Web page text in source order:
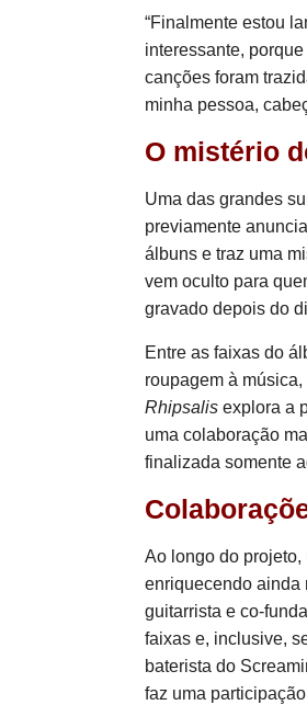
“Finalmente estou
interessante,
canções foram
minha pessoa,
O mistério
Uma das grandes
previamente
álbuns e traz uma
vem oculto para
gravado depois do
Entre as faixas do
roupagem à
Rhipsalis explora a
uma colaboração
finalizada somente
Ao longo do
enriquecendo ainda
guitarrista e co-
faixas e, inclusive,
baterista do
faz uma